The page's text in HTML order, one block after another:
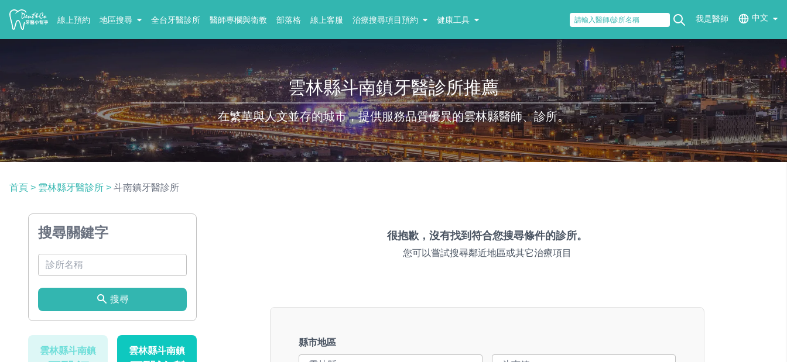
線上預約 地區搜尋 全台牙醫診所 醫師專欄與衛教 部落格 線上客服 治療搜尋項目預約 健康工具 我是醫師 中文
雲林縣斗南鎮牙醫診所推薦
在繁華與人文並存的城市，提供服務品質優異的雲林縣醫師、診所。
首頁 > 雲林縣牙醫診所 > 斗南鎮牙醫診所
搜尋關鍵字
搜尋
雲林縣斗南鎮 雲林縣斗南鎮
很抱歉，沒有找到符合您搜尋條件的診所。
您可以嘗試搜尋鄰近地區或其它治療項目
縣市地區